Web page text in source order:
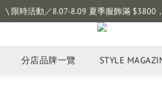
註冊會員拿購物金 $100，滿$1200
\ 限時活動／8.07-8.09 夏季服飾滿 $3800
註冊會員拿購物金 $100，滿$1200
分店品牌一覽 STYLE